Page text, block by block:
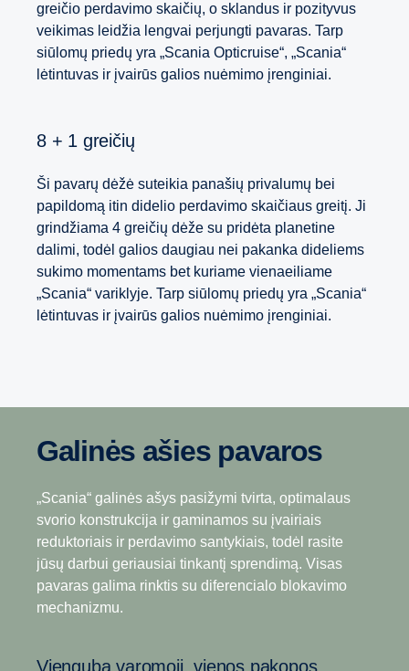
greičio perdavimo skaičių, o sklandus ir pozityvus
veikimas leidžia lengvai perjungti pavaras. Tarp
siūlomų priedų yra „Scania Opticruise“, „Scania“
lėtintuvas ir įvairūs galios nuėmimo įrenginiai.
8 + 1 greičių
Ši pavarų dėžė suteikia panašių privalumų bei
papildomą itin didelio perdavimo skaičiaus greitį. Ji
grindžiama 4 greičių dėže su pridėta planetine
dalimi, todėl galios daugiau nei pakanka dideliems
sukimo momentams bet kuriame vienaeiliame
„Scania“ variklyje. Tarp siūlomų priedų yra „Scania“
lėtintuvas ir įvairūs galios nuėmimo įrenginiai.
Pavarų dėžės su diapazono
12 greičių
Ši pavarų dėžė sukurta taip, kad leistų įveikti
sunkiausias vietoves, todėl tai tobulas pasirinkimas
lengvumą derina su ypatinga darbo ekonomija.
„Opticruise“ pavarų dėžė
Galingų pavarų dėžių gama – tai pramonėje
pirmaujantis pavarų dėžių pasirinkimas, kai reikia
didesnio išėjimo sukimo momento, puikių
pajudėjimo iš vietos savybių ir greitos varančiojo
tilto pavaros, kad sudėtingomis sąlygomis būtų
galima gabenti daugiau krovinių.
Galinės ašies pavaros
„Scania“ galinės ašys pasižymi tvirta, optimalaus
svorio konstrukcija ir gaminamos su įvairiais
reduktoriais ir perdavimo santykiais, todėl rasite
jūsų darbui geriausiai tinkantį sprendimą. Visas
pavaras galima rinktis su diferencialo blokavimo
mechanizmu.
Vienguba varomoji, vienos pakopos